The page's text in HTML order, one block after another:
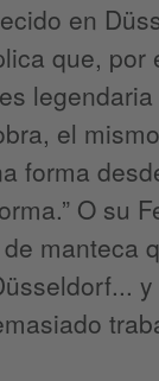
en
que, por
legendaria
el
forma
O su
manteca